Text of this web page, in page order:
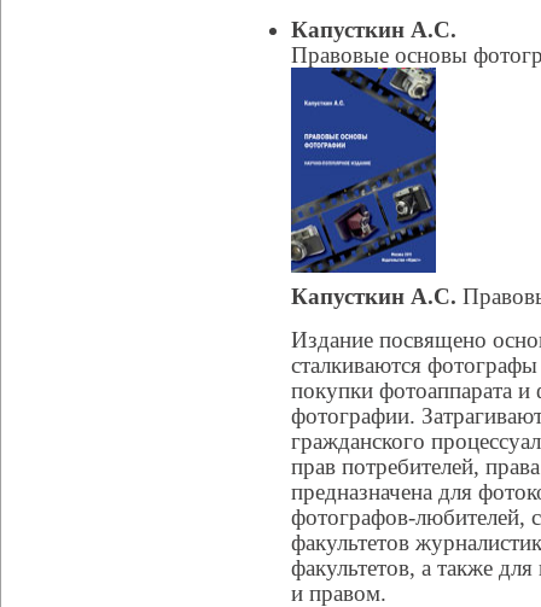
Капусткин А.С.
Правовые основы
Капусткин А.С.
Издание посвящено
сталкиваются
покупки фотоаппарата
фотографии.
гражданского
прав потребителей,
предназначена для
фотографов-любителей,
факультетов
факультетов, а также
и правом.